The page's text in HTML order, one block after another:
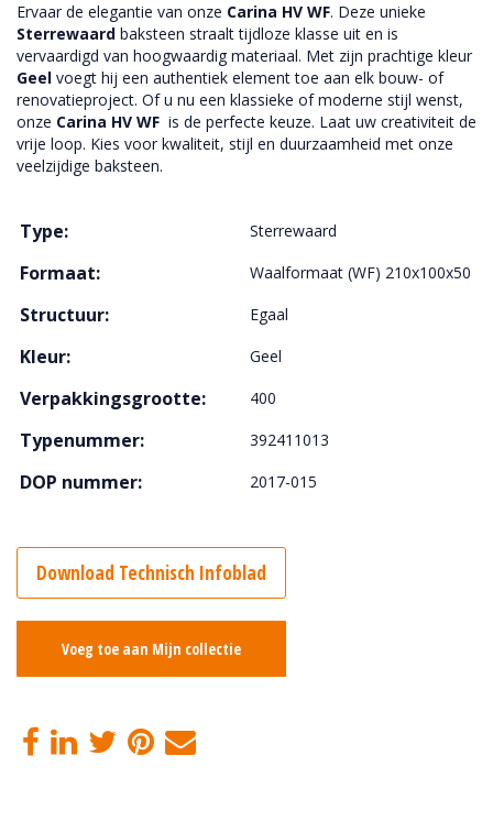
Ervaar de elegantie van onze Carina HV WF. Deze unieke
Sterrewaard baksteen straalt tijdloze klasse uit en is
vervaardigd van hoogwaardig materiaal. Met zijn prachtige kleur
Geel voegt hij een authentiek element toe aan elk bouw- of
renovatieproject. Of u nu een klassieke of moderne stijl wenst,
onze Carina HV WF is de perfecte keuze. Laat uw creativiteit de
vrije loop. Kies voor kwaliteit, stijl en duurzaamheid met onze
veelzijdige baksteen.
Type: Sterrewaard
Formaat: Waalformaat (WF) 210x100x50
Structuur: Egaal
Kleur: Geel
Verpakkingsgrootte: 400
Typenummer: 392411013
DOP nummer: 2017-015
Download Technisch Infoblad
Voeg toe aan Mijn collectie